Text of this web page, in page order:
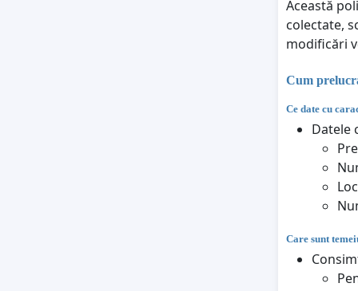
Această
colectate,
modificări
Cum
Ce date cu
Datele
Care sunt